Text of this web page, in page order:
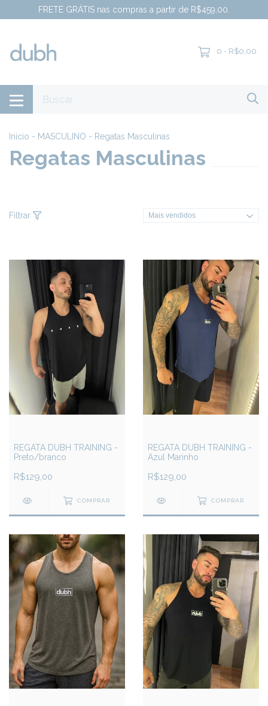
FRETE GRÁTIS nas compras a partir de R$459,00.
0 - R$0,00
Início - MASCULINO - Regatas Masculinas
Regatas Masculinas
Filtrar
REGATA DUBH TRAINING -
Preto/branco
R$129,00
COMPRAR
REGATA DUBH TRAINING -
Azul Marinho
R$129,00
COMPRAR